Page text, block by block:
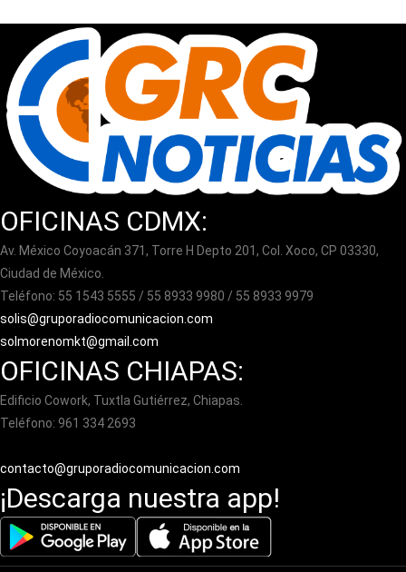
OFICINAS CDMX:
Av. México Coyoacán 371, Torre H Depto 201, Col. Xoco, CP 03330,
Ciudad de México.
Teléfono: 55 1543 5555 / 55 8933 9980 / 55 8933 9979
solis@gruporadiocomunicacion.com
solmorenomkt@gmail.com
OFICINAS CHIAPAS:
Edificio Cowork, Tuxtla Gutiérrez, Chiapas.
Teléfono: 961 334 2693
contacto@gruporadiocomunicacion.com
¡Descarga nuestra app!